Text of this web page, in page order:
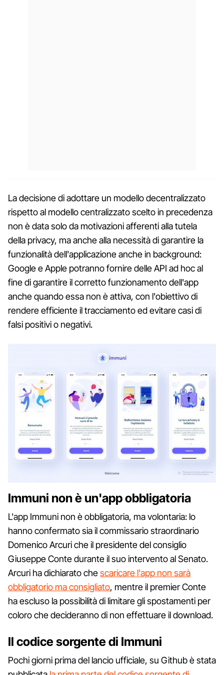
La decisione di adottare un modello decentralizzato
rispetto al modello centralizzato scelto in precedenza
non è data solo da motivazioni afferenti alla tutela
della privacy, ma anche alla necessità di garantire la
funzionalità dell'applicazione anche in background:
Google e Apple potranno fornire delle API ad hoc al
fine di garantire il corretto funzionamento dell'app
anche quando essa non è attiva, con l'obiettivo di
rendere efficiente il tracciamento ed evitare casi di
falsi positivi o negativi.
Immuni non è un'app obbligatoria
L'app Immuni non è obbligatoria, ma volontaria: lo
hanno confermato sia il commissario straordinario
Domenico Arcuri che il presidente del consiglio
Giuseppe Conte durante il suo intervento al Senato.
Arcuri ha dichiarato chescaricare l'app non sarà
obbligatorio ma consigliato, mentre il premier Conte
ha escluso la possibilità di limitare gli spostamenti per
coloro che decideranno di non effettuare il download.
Il codice sorgente di Immuni
Pochi giorni prima del lancio ufficiale, su Github è stata